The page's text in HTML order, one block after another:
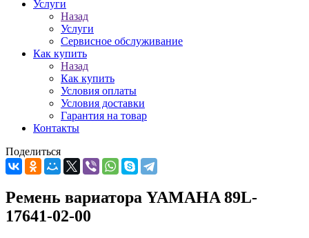
Услуги
Назад
Услуги
Сервисное обслуживание
Как купить
Назад
Как купить
Условия оплаты
Условия доставки
Гарантия на товар
Контакты
Поделиться
Ремень вариатора YAMAHA 89L-
17641-02-00